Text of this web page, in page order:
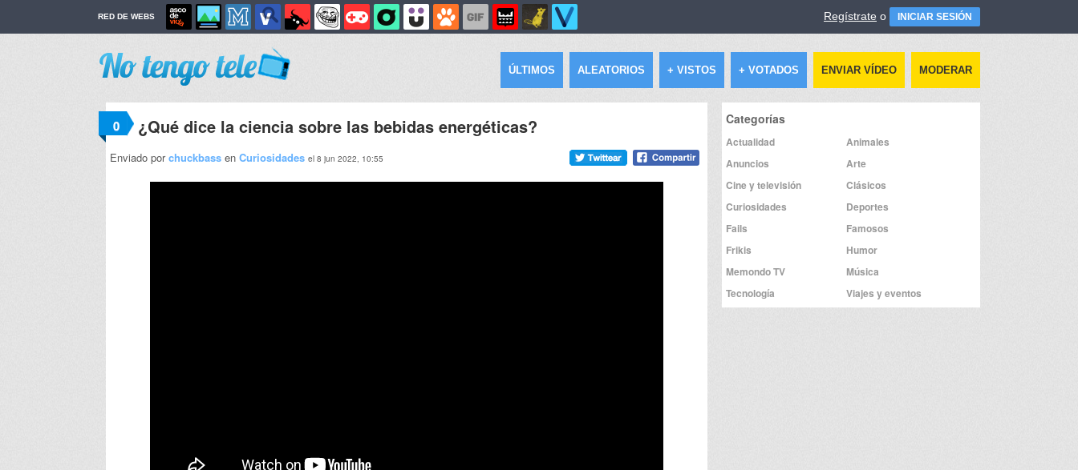
RED DE WEBS Regístrate o INICIAR SESIÓN
ÚLTIMOS ALEATORIOS + VISTOS + VOTADOS ENVIAR VÍDEO MODERAR
0 ¿Qué dice la ciencia sobre las bebidas energéticas?
Enviado porchuckbass en Curiosidades el 8 jun 2022, 10:55
Categorías
Actualidad
Animales
Anuncios
Arte
Cine y televisión
Clásicos
Curiosidades
Deportes
Fails
Famosos
Frikis
Humor
Memondo TV
Música
Tecnología
Viajes y eventos